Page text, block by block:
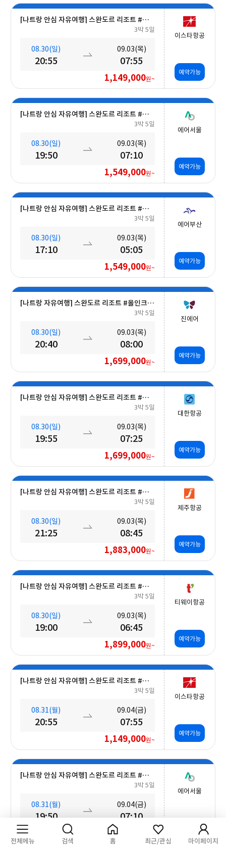
[나트랑 안심 자유여행] 스완도르 리조트 #올인크루시브+오션뷰+밤 10시 레체포함+미니바1회 5일
3박 5일
08.30(일)
20:55
09.03(목)
07:55
1,149,000원~
이스타항공
예약가능
[나트랑 안심 자유여행] 스완도르 리조트 #올인크루시브+오션뷰+미니바 5일
3박 5일
08.30(일)
19:50
09.03(목)
07:10
1,549,000원~
에어서울
예약가능
[나트랑 안심 자유여행] 스완도르 리조트 #올인크루시브+오션뷰+미니바 5일
3박 5일
08.30(일)
17:10
09.03(목)
05:05
1,549,000원~
에어부산
예약가능
[나트랑 자유여행] 스완도르 리조트 #올인크루시브+오션뷰+밤 10시 레체포함+미니바1회 5일
3박 5일
08.30(일)
20:40
09.03(목)
08:00
1,699,000원~
진에어
예약가능
[나트랑 안심 자유여행] 스완도르 리조트 #올인크루시브+오션뷰+미니바 5일
3박 5일
08.30(일)
19:55
09.03(목)
07:25
1,699,000원~
대한항공
예약가능
[나트랑 안심 자유여행] 스완도르 리조트 #올인크루시브+오션뷰+미니바 5일
3박 5일
08.30(일)
21:25
09.03(목)
08:45
1,883,000원~
제주항공
예약가능
[나트랑 안심 자유여행] 스완도르 리조트 #올인크루시브+오션뷰+미니바 5일
3박 5일
08.30(일)
19:00
09.03(목)
06:45
1,899,000원~
티웨이항공
예약가능
[나트랑 안심 자유여행] 스완도르 리조트 #올인크루시브+오션뷰+밤 10시 레체포함+미니바1회 5일
3박 5일
08.31(월)
20:55
09.04(금)
07:55
1,149,000원~
이스타항공
예약가능
[나트랑 안심 자유여행] 스완도르 리조트 #올인크루시브+오션뷰+미니바 5일
3박 5일
08.31(월)
19:50
09.04(금)
07:10
1,549,000
에어서울
예약가능
전체메뉴 검색 홈 최근/관심 마이페이지